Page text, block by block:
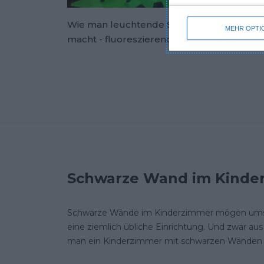
MEHR
Wie man leuchtende Sterne an der Decke
macht - fluoreszierende Sterne für die
Schwarze Wand im
Schwarze Wände im Kinderzimmer mögen
eine ziemlich übliche Einrichtung. Und zwar
man ein Kinderzimmer mit schwarzen